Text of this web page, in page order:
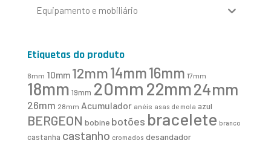
Equipamento e mobiliário
Etiquetas do produto
8mm 10mm 12mm14mm16mm 17mm
18mm 19mm 20mm 22mm24mm
26mm 28mm Acumulador anéis asas de mola azul
BERGEON bobine botões bracelete branco
castanha castanho cromados desandador